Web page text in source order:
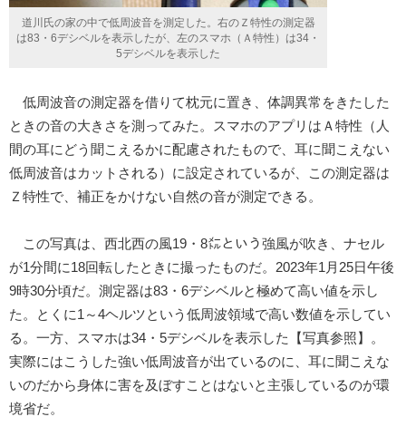
道川氏の家の中で低周波音を測定した。右のＺ特性の測定器
は83・6デシベルを表示したが、左のスマホ（Ａ特性）は34・
5デシベルを表示した
低周波音の測定器を借りて枕元に置き、体調異常をきたした
ときの音の大きさを測ってみた。スマホのアプリはＡ特性（人
間の耳にどう聞こえるかに配慮されたもので、耳に聞こえない
低周波音はカットされる）に設定されているが、この測定器は
Ｚ特性で、補正をかけない自然の音が測定できる。
この写真は、西北西の風19・8㍍という強風が吹き、ナセル
が1分間に18回転したときに撮ったものだ。2023年1月25日午後
9時30分頃だ。測定器は83・6デシベルと極めて高い値を示し
た。とくに1～4ヘルツという低周波領域で高い数値を示してい
る。一方、スマホは34・5デシベルを表示した【写真参照】。
実際にはこうした強い低周波音が出ているのに、耳に聞こえな
いのだから身体に害を及ぼすことはないと主張しているのが環
境省だ。